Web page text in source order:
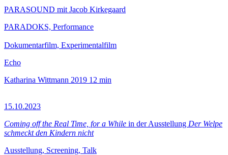
PARASOUND mit Jacob Kirkegaard
PARADOKS, Performance
Dokumentarfilm, Experimentalfilm
Echo
Katharina Wittmann 2019 12 min
15.10.2023
Coming off the Real Time, for a While in der Ausstellung Der Welpe
schmeckt den Kindern nicht
Ausstellung, Screening, Talk